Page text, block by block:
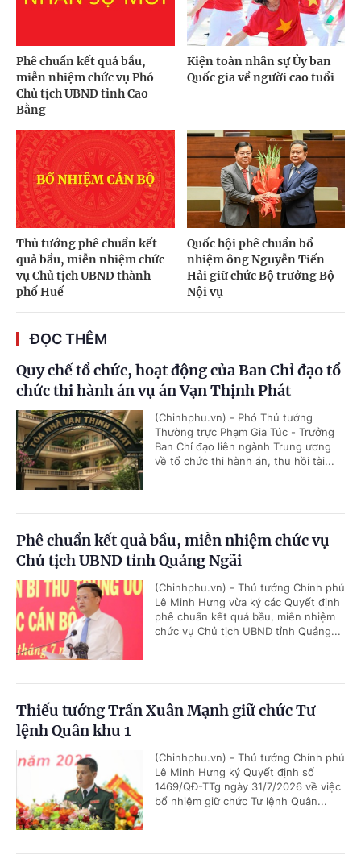
Phê chuẩn kết quả bầu,
miễn nhiệm chức vụ Phó
Chủ tịch UBND tỉnh Cao
Bằng
Kiện toàn nhân sự Ủy ban
Quốc gia về người cao tuổi
Thủ tướng phê chuẩn kết
quả bầu, miễn nhiệm chức
vụ Chủ tịch UBND thành
phố Huế
Quốc hội phê chuẩn bổ
nhiệm ông Nguyễn Tiến
Hải giữ chức Bộ trưởng Bộ
Nội vụ
ĐỌC THÊM
Quy chế tổ chức, hoạt động của Ban Chỉ đạo tổ
chức thi hành án vụ án Vạn Thịnh Phát
(Chinhphu.vn) - Phó Thủ tướng
Thường trực Phạm Gia Túc - Trưởng
Ban Chỉ đạo liên ngành Trung ương
về tổ chức thi hành án, thu hồi tài...
Phê chuẩn kết quả bầu, miễn nhiệm chức vụ
Chủ tịch UBND tỉnh Quảng Ngãi
(Chinhphu.vn) - Thủ tướng Chính phủ
Lê Minh Hưng vừa ký các Quyết định
phê chuẩn kết quả bầu, miễn nhiệm
chức vụ Chủ tịch UBND tỉnh Quảng...
Thiếu tướng Trần Xuân Mạnh giữ chức Tư
lệnh Quân khu 1
(Chinhphu.vn) - Thủ tướng Chính phủ
Lê Minh Hưng ký Quyết định số
1469/QĐ-TTg ngày 31/7/2026 về việc
bổ nhiệm giữ chức Tư lệnh Quân...